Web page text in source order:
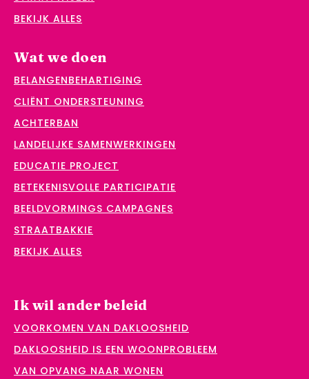
BEKIJK ALLES
Wat we doen
BELANGENBEHARTIGING
CLIËNT ONDERSTEUNING
ACHTERBAN
LANDELIJKE SAMENWERKINGEN
EDUCATIE PROJECT
BETEKENISVOLLE PARTICIPATIE
BEELDVORMINGS CAMPAGNES
STRAATBAKKIE
BEKIJK ALLES
Ik wil ander beleid
VOORKOMEN VAN DAKLOOSHEID
DAKLOOSHEID IS EEN WOONPROBLEEM
VAN OPVANG NAAR WONEN